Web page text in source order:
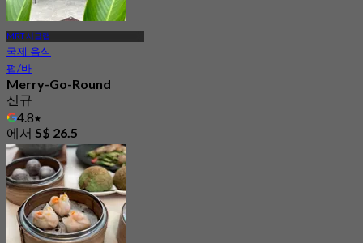
MRT 시글랩
국제 음식
펍/바
Merry-Go-Round
신규
4.8
에서 S$ 26.5